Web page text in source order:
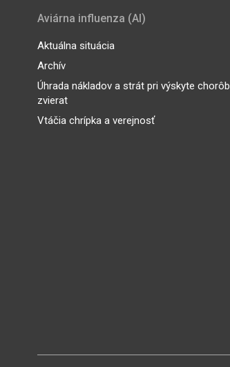
Aviárna influenza (AI)
Aktuálna situácia
Archív
Úhrada nákladov a strát pri výskyte chorôb
zvierat
Vtáčia chrípka a verejnosť